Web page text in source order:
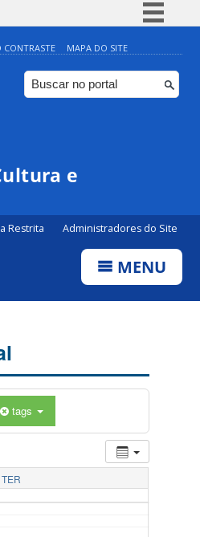
Simplifique!
Comunica BR
Participe
CONTRASTE MAPA DO SITE
e
Restrita Administradores do Site
MENU
tags
TER